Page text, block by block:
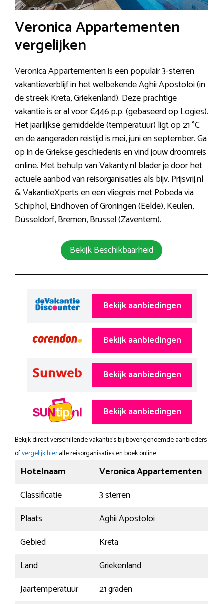
Veronica Appartementen
vergelijken
Veronica Appartementen is een populair 3-sterren
vakantieverblijf in het welbekende Aghii Apostoloi (in
de streek Kreta, Griekenland). Deze prachtige
vakantie is er al voor €446 p.p. (gebaseerd op Logies).
Het jaarlijkse gemiddelde (temperatuur) ligt op 21 °C
en de aangeraden reistijd is mei, juni en september. Ga
op in de Griekse geschiedenis en vind jouw droomreis
online. Met behulp van Vakanty.nl blader je door het
actuele aanbod van reisorganisaties als bijv. Prijsvrij.nl
& VakantieXperts en een vliegreis met Pobeda via
Schiphol, Eindhoven of Groningen (Eelde), Keulen,
Düsseldorf, Bremen, Brussel (Zaventem).
Bekijk Beschikbaarheid
Bekijk aanbiedingen
Bekijk aanbiedingen
Bekijk aanbiedingen
Bekijk aanbiedingen
Bekijk direct verschillende vakantie's bij bovengenoemde aanbieders
ofvergelijk hieralle reisorganisaties en boek online.
Hotelnaam
Veronica Appartementen
Classificatie
3 sterren
Plaats
Aghii Apostoloi
Gebied
Kreta
Land
Griekenland
Jaartemperatuur
21 graden